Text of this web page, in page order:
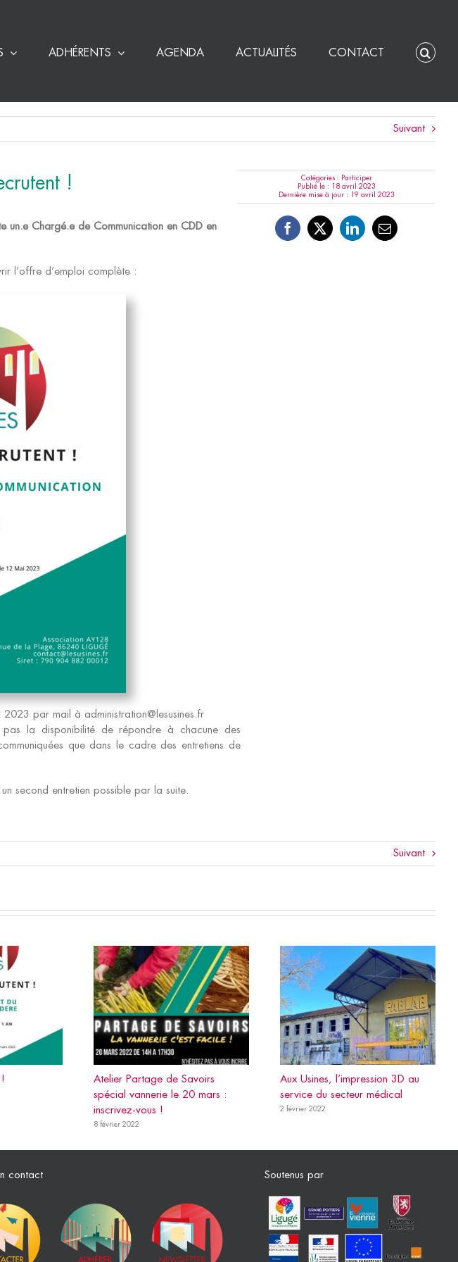
ADHÉRENTS AGENDA ACTUALITÉS CONTACT
Suivant
Catégories : Participer
Publié le : 18 avril 2023
Dernière mise à jour : 19 avril 2023
!
un.e Chargé.e de Communication en CDD en
l’offre d’emploi complète :
2023 par mail à administration@lesusines.fr
la disponibilité de répondre à chacune des
que dans le cadre des entretiens de
second entretien possible par la suite.
Suivant
Atelier Partage de Savoirs
spécial vannerie le 20 mars :
inscrivez-vous !
8 février 2022
Aux Usines, l’impression 3D au
service du secteur médical
2 février 2022
contact Soutenus par